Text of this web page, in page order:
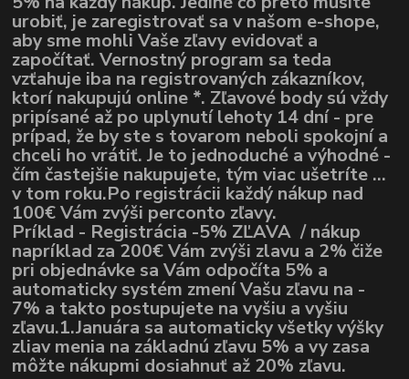
urobiť, je zaregistrovať sa v našom e-shope,
aby sme mohli Vaše zľavy evidovať a
započítať. Vernostný program sa teda
vzťahuje iba na registrovaných zákazníkov,
ktorí nakupujú online *. Zľavové body sú vždy
pripísané až po uplynutí lehoty 14 dní - pre
prípad, že by ste s tovarom neboli spokojní a
chceli ho vrátiť. Je to jednoduché a výhodné -
čím častejšie nakupujete, tým viac ušetríte ...
v tom roku.Po registrácii každý nákup nad
100€ Vám zvýši perconto zľavy.
Príklad - Registrácia -5% ZĽAVA / nákup
napríklad za 200€ Vám zvýši zlavu a 2% čiže
pri objednávke sa Vám odpočíta 5% a
automaticky systém zmení Vašu zľavu na -
7% a takto postupujete na vyšiu a vyšiu
zľavu.1.Januára sa automaticky všetky výšky
zliav menia na základnú zľavu 5% a vy zasa
môžte nákupmi dosiahnuť až 20% zľavu.